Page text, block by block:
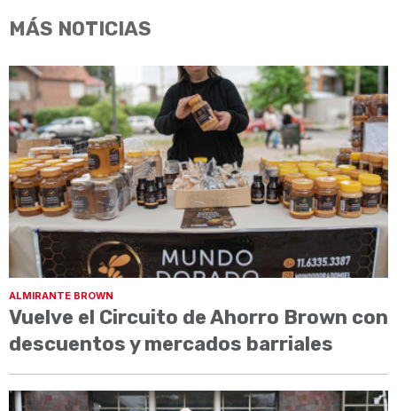
MÁS NOTICIAS
ALMIRANTE BROWN
Vuelve el Circuito de Ahorro Brown con
descuentos y mercados barriales